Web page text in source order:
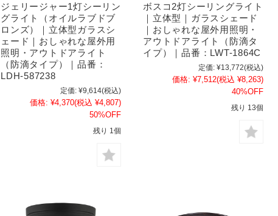
ジェリージャー1灯シーリン
グライト（オイルラブドブ
ロンズ）｜立体型ガラスシ
ェード｜おしゃれな屋外用
照明・アウトドアライト
（防滴タイプ）｜品番：
LDH-587238
定価: ¥9,614(税込)
価格: ¥4,370(税込 ¥4,807)
50%OFF
残り 1個
ボスコ2灯シーリングライト
｜立体型｜ガラスシェード
｜おしゃれな屋外用照明・
アウトドアライト（防滴タ
イプ）｜品番：LWT-1864C
定価: ¥13,772(税込)
価格: ¥7,512(税込 ¥8,263)
40%OFF
残り 13個